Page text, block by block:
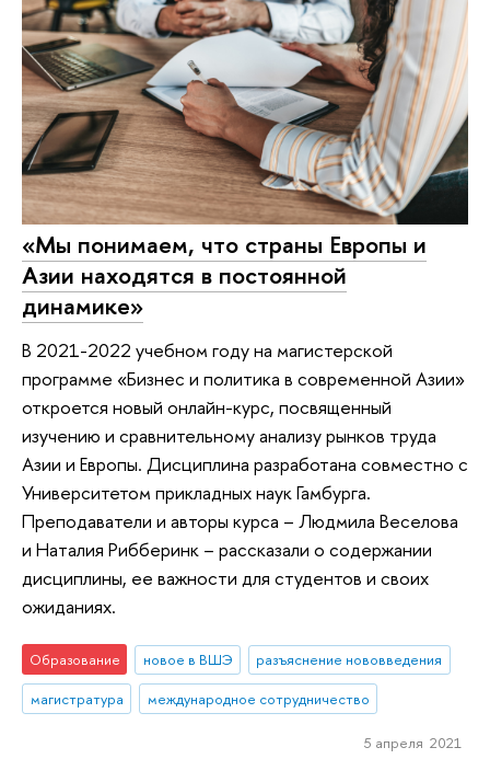
«Мы понимаем, что страны Европы и
Азии находятся в постоянной
динамике»
В 2021-2022 учебном году на магистерской
программе «Бизнес и политика в современной Азии»
откроется новый онлайн-курс, посвященный
изучению и сравнительному анализу рынков труда
Азии и Европы. Дисциплина разработана совместно с
Университетом прикладных наук Гамбурга.
Преподаватели и авторы курса – Людмила Веселова
и Наталия Рибберинк – рассказали о содержании
дисциплины, ее важности для студентов и своих
ожиданиях.
Образование новое в ВШЭ
разъяснение нововведения
магистратура
международное сотрудничество
5 апреля 2021